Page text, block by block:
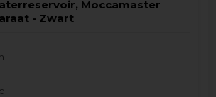
Moccamaster
- Zwart